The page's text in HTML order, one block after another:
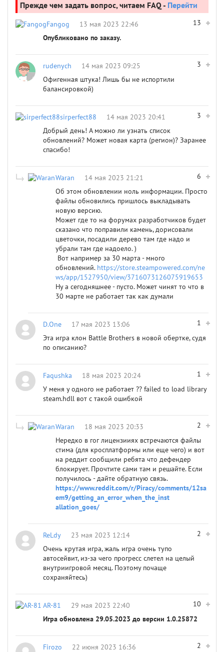
Прежде чем задать вопрос, читаем FAQ - Перейти
13
Fangog
13 мая 2023 22:46
Опубликовано по заказу.
3
rudenych
14 мая 2023 09:25
Офигенная штука! Лишь бы не испортили
балансировкой)
3
sirperfect88
14 мая 2023 20:41
Добрый день! А можно ли узнать список
обновлений? Может новая карта (регион)? Заранее
спасибо!
6
Waran
14 мая 2023 21:21
Об этом обновлении ноль информации. Просто
файлы обновились пришлось выкладывать
новую версию.
Может где то на форумах разработчиков будет
сказано что поправили камень, дорисовали
цветочки, посадили дерево там где надо и
убрали там где надоело. )
Вот например за 30 марта - много
обновлений. https://store.steampowered.com/ne
ws/app/1527950/view/3716073126075919653
Ну а сегодняшнее - пусто. Может чинят то что в
30 марте не работает так как думали
1
D.One
17 мая 2023 13:06
Эта игра клон Battle Brothers в новой обертке, судя
по описанию?
1
Faqushka
18 мая 2023 20:24
У меня у одного не работает ?? failed to load library
steam.hdll вот с такой ошибкой
2
Waran
18 мая 2023 20:33
Нередко в гог лицензииях встречаются файлы
стима (для кросплатформы или еще чего) и вот
на реддит сообщили ребята что дефендер
блокирует. Прочтите сами там и решайте. Если
получилось - дайте обратную связь.
https://www.reddit.com/r/Piracy/comments/12sa
em9/getting_an_error_when_the_inst
allation_goes/
2
ReLdy
23 мая 2023 12:14
Очень крутая игра, жаль игра очень тупо
автосейвит, из-за чего прогресс слетел на целый
внутриигровой месяц. Поэтому почаще
сохраняйтесь)
10
AR-81
29 мая 2023 22:40
Игра обновлена 29.05.2023 до версии 1.0.25872
2
Firozo
22 июня 2023 16:36